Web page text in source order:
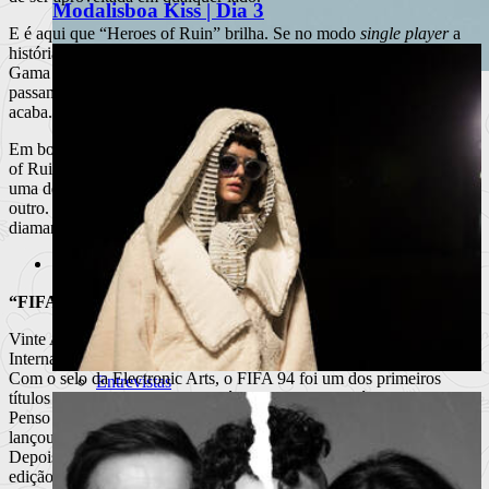
Modalisboa Kiss | Dia 3
Portugal Fashion 2016 – Lisboa
Sanjo e Regula apresentam edição
limitada do Riva Boat Shoe
A colaboração une a herança do calçado português à
linguagem visual do r
+
Notícias
Teatro
Dança
Exposições
Festivais
Entrevistas
E é aqui que “Heroes of Ruin” brilha. Se no modo single playera
história e imaginário se diluem na feijoada sobre a ponte Vasco da
Gama que é o mundo dos RPGs, no modo
passam a voar, e a hora do jantar só chega quando a bateria da 3DS
acaba.
Em boa época de abundância de informação, a comunidade “Heroes
of Ruin” compete agora perantegoalsdiários e semanais, dando
uma de SwordQuest – versão sec XXI! O prémio, esse, é que é
outro. Nos dias que correm ninguém quer um medalhão de ouro e
diamantes, já um poster e umatshirtvêm mesmo a calhar.
“FIFA 13”
Vinte Anos. Foi no dia 15 de Julho de 1993 que foi lançado o FIFA
International Soccer (aka FIFA 94) nas mais variadas plataformas.
Com o selo da Electronic Arts, o FIFA 94 foi um dos primeiros
títulos a utilizar uma visão isométrica e marcou o início de uma era.
Penso que joguei todos (ou quase todos) e mesmo quando a Konami
lançou o PES, dividindo a comunidade, continuei fiel à causa.
Depois de constantes melhoramentos gráficos, de edição para
edição, o FIFA atingiu um patamar quase impossível de melhorar